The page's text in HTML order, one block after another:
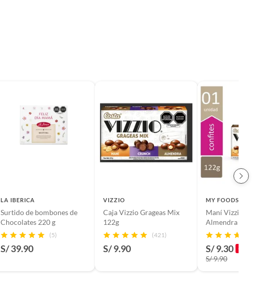
LA IBERICA
Surtido de bombones de
Chocolates 220 g
(5)
S/ 39.90
VIZZIO
Caja Vizzio Grageas Mix
122g
(421)
S/ 9.90
MY FOODS
Maní Vizzio
Almendra
122 g
S/ 9.30 -6%
S/ 9.90